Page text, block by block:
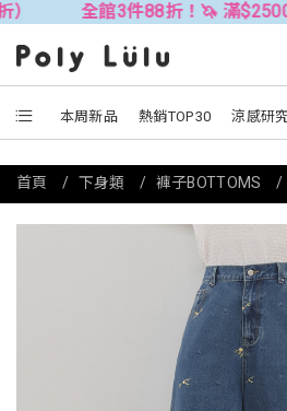
3件88折！🦄 滿$2500折$300 (可
本周新品 熱銷TOP30 涼感研
首頁 下身類 褲子BOTTOMS